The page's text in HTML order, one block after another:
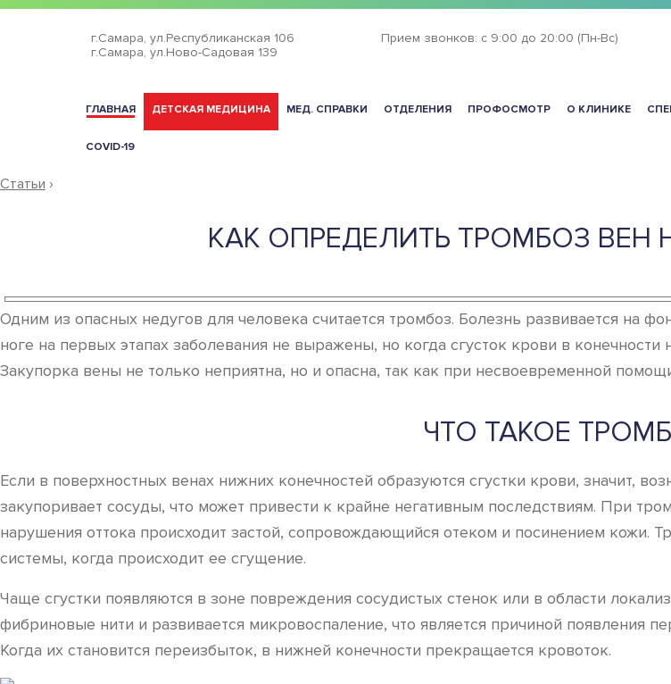
г.Самара, ул.Республиканская 106
г.Самара, ул.Ново-Садовая 139
Прием звонков: с 9:00 до 20:00 (Пн-Вс)
ГЛАВНАЯ ДЕТСКАЯ МЕДИЦИНА МЕД. СПРАВКИ ОТДЕЛЕНИЯ ПРОФОСМОТР О КЛИНИКЕ
COVID-19
Статьи ›
КАК ОПРЕДЕЛИТЬ ТРОМБОЗ
Одним из опасных недугов для человека считается тромбоз. Болезнь развивается на
ноге на первых этапах заболевания не выражены, но когда сгусток крови в конечности
Закупорка вены не только неприятна, но и опасна, так как при несвоевременной
ЧТО ТАКОЕ
Если в поверхностных венах нижних конечностей образуются сгустки крови, значит,
закупоривает сосуды, что может привести к крайне негативным последствиям. При
нарушения оттока происходит застой, сопровождающийся отеком и посинением кожи.
системы, когда происходит ее сгущение.
Чаще сгустки появляются в зоне повреждения сосудистых стенок или в области
фибриновые нити и развивается микровоспаление, что является причиной появления
Когда их становится переизбыток, в нижней конечности прекращается кровоток.